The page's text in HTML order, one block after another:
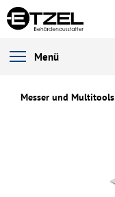
Menü
Messer und Multitools